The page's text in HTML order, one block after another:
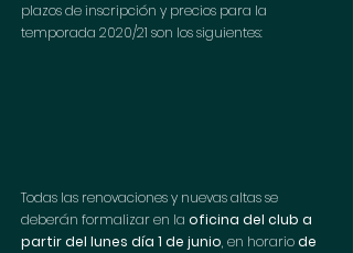
plazos de inscripción y precios para la
temporada 2020/21 son los siguientes:
Todas las renovaciones y nuevas altas se
deberán formalizar en la oficina del club a
partir del lunes día 1 de junio, en horario de